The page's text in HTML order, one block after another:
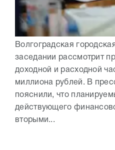
Волгоградская
заседании рассмотрит
доходной и расходной
миллиона рублей. В
пояснили, что
действующего
вторыми...